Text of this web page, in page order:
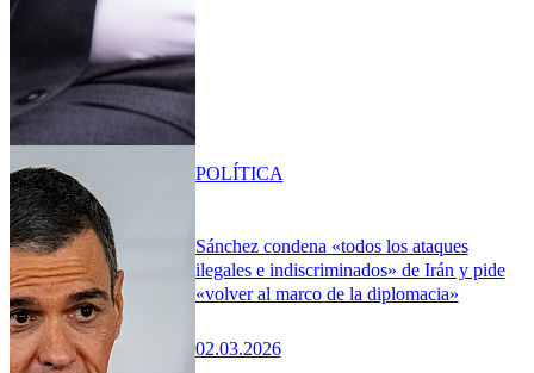
Sánchez condena «todos los ataques
ilegales e indiscriminados» de Irán y pide
«volver al marco de la diplomacia»
02.03.2026
POLÍTICA